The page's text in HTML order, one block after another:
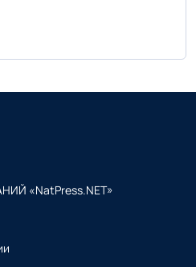
«NatPress.NET»